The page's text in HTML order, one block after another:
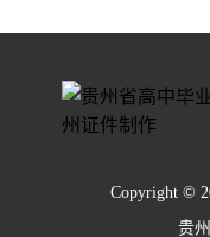
Copyright ©
贵